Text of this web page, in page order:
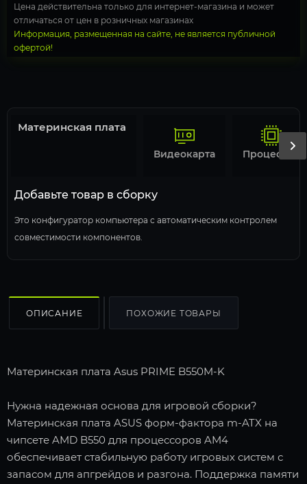
Цена действительна только для интернет-магазина и может
отличаться от цен в розничных магазинах
Информация, размещенная на сайте, не является публичной
офертой!
Добавьте товар в сборку
Это конфигуратор компьютера с автоматическим контролем
совместимости компонентов.
Материнская плата
Видеокарта Процессор
ОПИСАНИЕ ПОХОЖИЕ ТОВАРЫ
Материнская плата Asus PRIME B550M-K
Нужна надежная основа для игровой сборки?
Материнская плата ASUS форм-фактора m-ATX на
чипсете AMD B550 для процессоров AM4
обеспечивает стабильную работу игровых систем с
запасом для апгрейдов и разгона. Поддержка памяти